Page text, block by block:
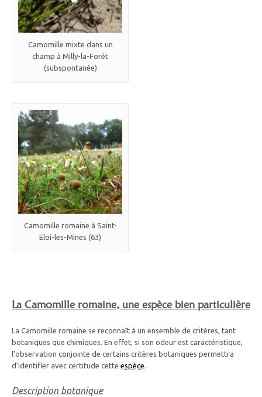
Camomille mixte dans un
champ à Milly-la-Forêt
(subspontanée)
Camomille romaine à Saint-
Eloi-les-Mines (63)
La Camomille romaine, une espèce bien particulière
La Camomille romaine se reconnaît à un ensemble de critères, tant
botaniques que chimiques. En effet, si son odeur est caractéristique,
l’observation conjointe de certains critères botaniques permettra
d’identifier avec certitude cette espèce.
Description botanique